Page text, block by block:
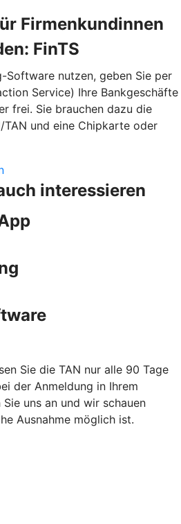
Firmenkundinnen
FinTS
Software nutzen, geben Sie per
Service) Ihre Bankgeschäfte
frei. Sie brauchen dazu die
TAN und eine Chipkarte oder
interessieren
Sie die TAN nur alle 90 Tage
der Anmeldung in Ihrem
uns an und wir schauen
Ausnahme möglich ist.